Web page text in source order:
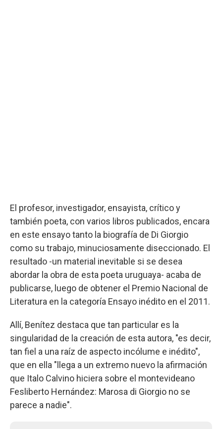
El profesor, investigador, ensayista, crítico y
también poeta, con varios libros publicados, encara
en este ensayo tanto la biografía de Di Giorgio
como su trabajo, minuciosamente diseccionado. El
resultado -un material inevitable si se desea
abordar la obra de esta poeta uruguaya- acaba de
publicarse, luego de obtener el Premio Nacional de
Literatura en la categoría Ensayo inédito en el 2011.
Allí, Benítez destaca que tan particular es la
singularidad de la creación de esta autora, "es decir,
tan fiel a una raíz de aspecto incólume e inédito",
que en ella "llega a un extremo nuevo la afirmación
que Italo Calvino hiciera sobre el montevideano
Fesliberto Hernández: Marosa di Giorgio no se
parece a nadie".